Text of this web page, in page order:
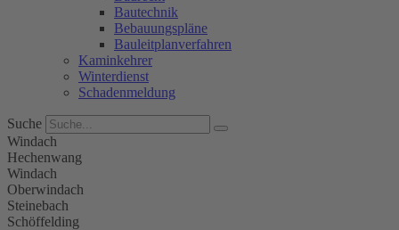
Bautechnik
Bebauungspläne
Bauleitplanverfahren
Kaminkehrer
Winterdienst
Schadenmeldung
Suche
Windach
Hechenwang
Windach
Oberwindach
Steinebach
Schöffelding